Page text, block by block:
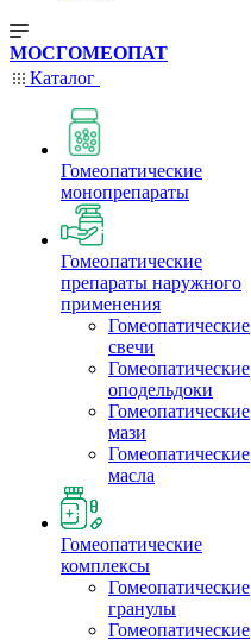
МОСГОМЕОПАТ
Каталог
Гомеопатические
монопрепараты
Гомеопатические
препараты наружного
применения
Гомеопатические
свечи
Гомеопатические
оподельдоки
Гомеопатические
мази
Гомеопатические
масла
Гомеопатические
комплексы
Гомеопатические
гранулы
Гомеопатические